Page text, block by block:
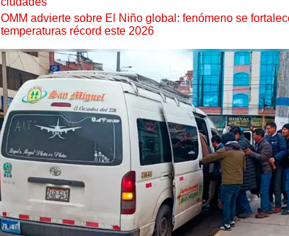
OMM advierte sobre El Niño global: fenómeno se
temperaturas récord este 2026